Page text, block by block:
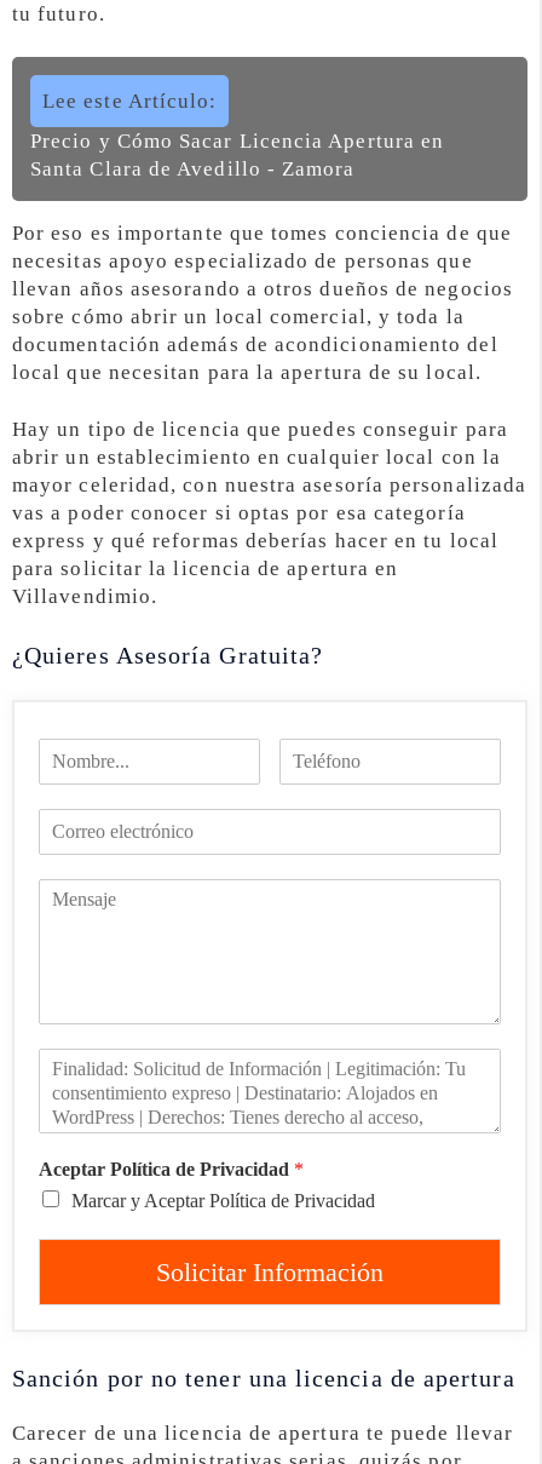
tu futuro.
Lee este Artículo:
Precio y Cómo Sacar Licencia Apertura en
Santa Clara de Avedillo - Zamora
Por eso es importante que tomes conciencia de que
necesitas apoyo especializado de personas que
llevan años asesorando a otros dueños de negocios
sobre cómo abrir un local comercial, y toda la
documentación además de acondicionamiento del
local que necesitan para la apertura de su local.
Hay un tipo de licencia que puedes conseguir para
abrir un establecimiento en cualquier local con la
mayor celeridad, con nuestra asesoría personalizada
vas a poder conocer si optas por esa categoría
express y qué reformas deberías hacer en tu local
para solicitar la licencia de apertura en
Villavendimio.
¿Quieres Asesoría Gratuita?
Aceptar Política de Privacidad *
Marcar y Aceptar Política de Privacidad
Solicitar Información
Sanción por no tener una licencia de apertura
Carecer de una licencia de apertura te puede llevar